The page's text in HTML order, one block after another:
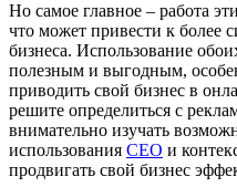
Но самое главное – работа
что может привести к более
бизнеса. Использование
полезным и выгодным,
приводить свой бизнес в
решите определиться с
внимательно изучать
использования СЕО и
продвигать свой бизнес